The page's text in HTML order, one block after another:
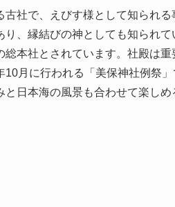
社で、えびす様として知られ
、縁結びの神としても知られ
本社とされています。社殿は
10月に行われる「美保神社例祭
日本海の風景も合わせて楽しめ